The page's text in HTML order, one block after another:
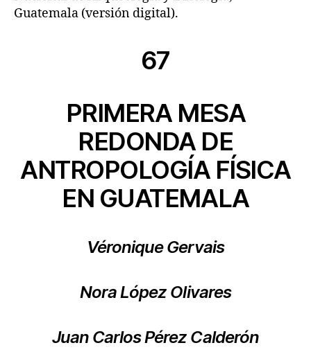
Guatemala (versión digital).
67
PRIMERA MESA
REDONDA DE
ANTROPOLOGÍA FÍSICA
EN GUATEMALA
Véronique Gervais
Nora López Olivares
Juan Carlos Pérez Calderón